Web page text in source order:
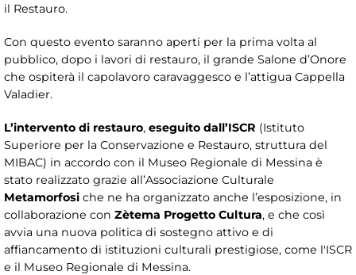
il Restauro.
Con questo evento saranno aperti per la prima volta al
pubblico, dopo i lavori di restauro, il grande Salone d’Onore
che ospiterà il capolavoro caravaggesco e l’attigua Cappella
Valadier.
L’intervento di restauro, eseguito dall’ISCR (Istituto
Superiore per la Conservazione e Restauro, struttura del
MIBAC) in accordo con il Museo Regionale di Messina è
stato realizzato grazie all’Associazione Culturale
Metamorfosi che ne ha organizzato anche l’esposizione, in
collaborazione con Zètema Progetto Cultura, e che così
avvia una nuova politica di sostegno attivo e di
affiancamento di istituzioni culturali prestigiose, come l'ISCR
e il Museo Regionale di Messina.